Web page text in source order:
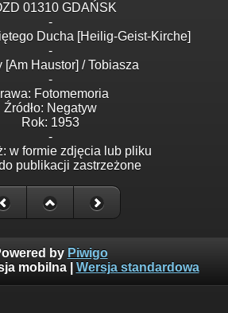
01310 GDAŃSK
-
Ducha [Heilig-Geist-Kirche]
-
[Am Haustor] / Tobiasza
-
Fotomemoria
Źródło: Negatyw
Rok: 1953
-
w formie zdjęcia lub pliku
publikacji zastrzeżone
by Piwigo
mobilna| Wersja standardowa